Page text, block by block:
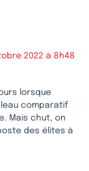
2022 à 8h48
lorsque
comparatif
Mais chut, on
des élites à